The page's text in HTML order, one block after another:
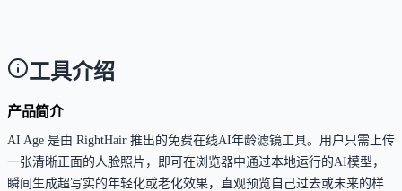
工具介绍
产品简介
AI Age 是由 RightHair 推出的免费在线AI年龄滤镜工具。用户只需上传
一张清晰正面的人脸照片，即可在浏览器中通过本地运行的AI模型，
瞬间生成超写实的年轻化或老化效果，直观预览自己过去或未来的样